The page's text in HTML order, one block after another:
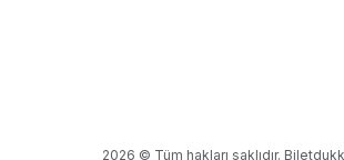
2026 © Tüm hakları saklıdır.